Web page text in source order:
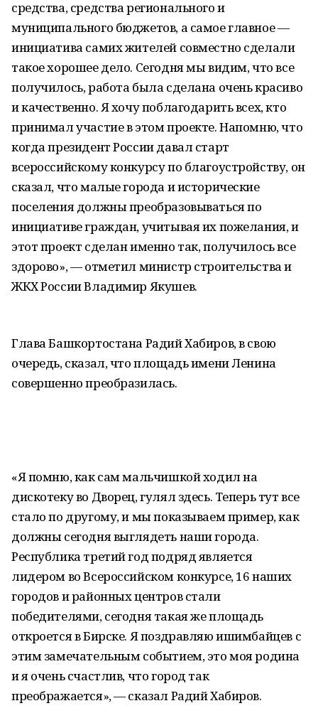
средства, средства регионального и
муниципального бюджетов, а самое главное —
инициатива самих жителей совместно сделали
такое хорошее дело. Сегодня мы видим, что все
получилось, работа была сделана очень красиво
и качественно. Я хочу поблагодарить всех, кто
принимал участие в этом проекте. Напомню, что
когда президент России давал старт
всероссийскому конкурсу по благоустройству, он
сказал, что малые города и исторические
поселения должны преобразовываться по
инициативе граждан, учитывая их пожелания, и
этот проект сделан именно так, получилось все
здорово», — отметил министр строительства и
ЖКХ России Владимир Якушев.
Глава Башкортостана Радий Хабиров, в свою
очередь, сказал, что площадь имени Ленина
совершенно преобразилась.
«Я помню, как сам мальчишкой ходил на
дискотеку во Дворец, гулял здесь. Теперь тут все
стало по другому, и мы показываем пример, как
должны сегодня выглядеть наши города.
Республика третий год подряд является
лидером во Всероссийском конкурсе, 16 наших
городов и районных центров стали
победителями, сегодня такая же площадь
откроется в Бирске. Я поздравляю ишимбайцев с
этим замечательным событием, это моя родина
и я очень счастлив, что город так
преображается», — сказал Радий Хабиров.